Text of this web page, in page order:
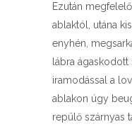
Ezután
ablaktól, utána
enyhén,
lábra
iramodással a
ablakon úgy
repülő szárnyas